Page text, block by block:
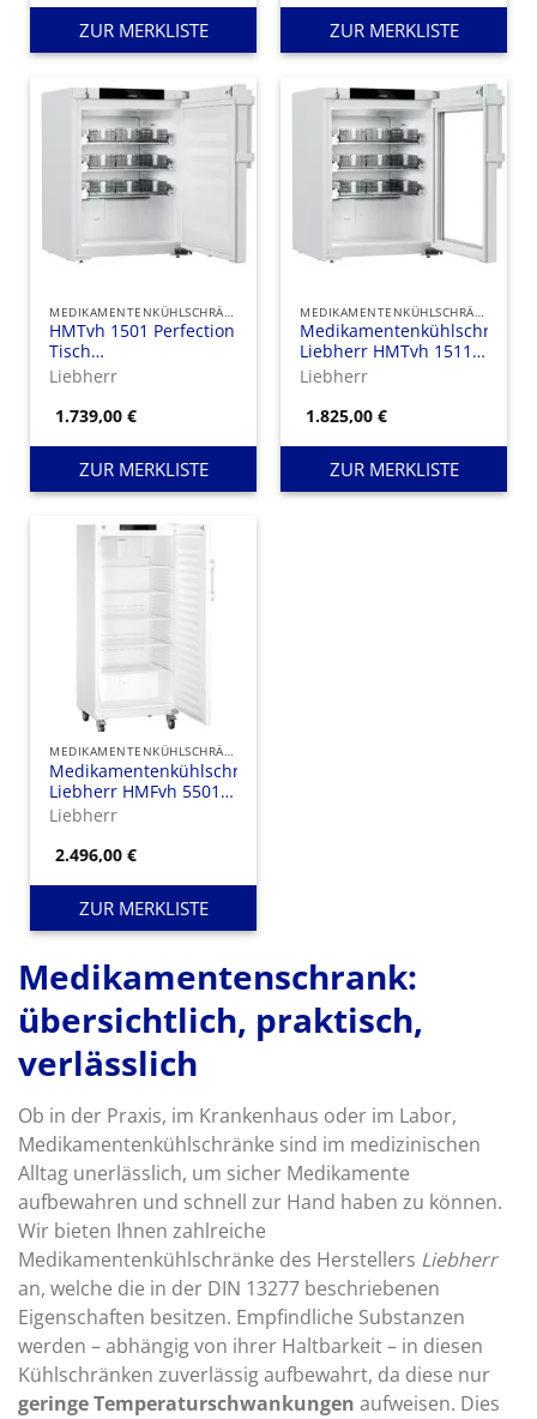
ZUR MERKLISTE ZUR MERKLISTE
MEDIKAMENTENKÜHLSCHRÄNKE
HMTvh 1501 Perfection
Tisch
Medikamentenkühlschrank
Ausführung mit
Liebherr
1.739,00€
ZUR MERKLISTE
MEDIKAMENTENKÜHLSCHRÄNKE
Medikamentenkühlschrank
Liebherr HMTvh 1511
Perfection mit Glastür
Medikamentenschubfächern
Liebherr
1.825,00€
ZUR MERKLISTE
MEDIKAMENTENKÜHLSCHRÄNKE
Medikamentenkühlschrank
Liebherr HMFvh 5501
Perfection mit Stahltür
Liebherr
2.496,00€
ZUR MERKLISTE
Medikamentenschrank:
übersichtlich, praktisch,
verlässlich
Ob in der Praxis, im Krankenhaus oder im Labor,
Medikamentenkühlschränke sind im medizinischen
Alltag unerlässlich, um sicher Medikamente
aufbewahren und schnell zur Hand haben zu können.
Wir bieten Ihnen zahlreiche
Medikamentenkühlschränke des Herstellers Liebherr
an, welche die in der DIN 13277 beschriebenen
Eigenschaften besitzen. Empfindliche Substanzen
werden – abhängig von ihrer Haltbarkeit – in diesen
Kühlschränken zuverlässig aufbewahrt, da diese nur
geringe Temperaturschwankungen aufweisen. Dies